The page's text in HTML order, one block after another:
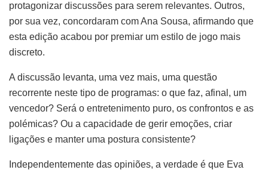
protagonizar discussões para serem relevantes. Outros,
por sua vez, concordaram com Ana Sousa, afirmando que
esta edição acabou por premiar um estilo de jogo mais
discreto.
A discussão levanta, uma vez mais, uma questão
recorrente neste tipo de programas: o que faz, afinal, um
vencedor? Será o entretenimento puro, os confrontos e as
polémicas? Ou a capacidade de gerir emoções, criar
ligações e manter uma postura consistente?
Independentemente das opiniões, a verdade é que Eva